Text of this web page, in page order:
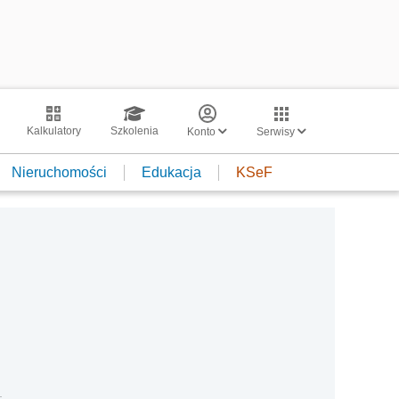
Kalkulatory Szkolenia Konto Serwisy
Nieruchomości Edukacja KSeF